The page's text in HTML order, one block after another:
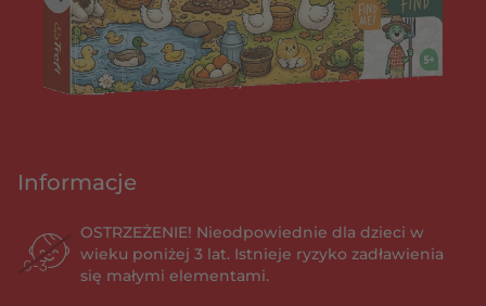
Informacje
OSTRZEŻENIE! Nieodpowiednie dla dzieci w
wieku poniżej 3 lat. Istnieje ryzyko zadławienia
się małymi elementami.